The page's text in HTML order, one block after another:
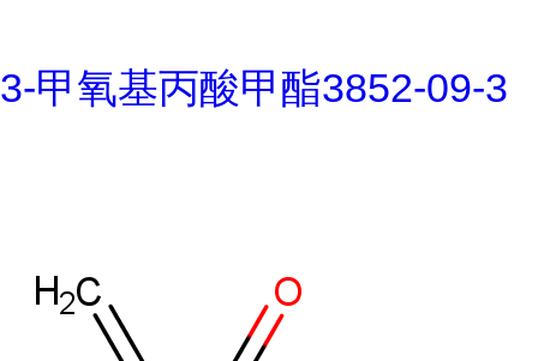
3-甲氧基丙酸甲酯3852-09-3